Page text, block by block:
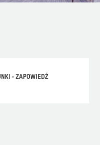
- ZAPOWIEDŹ